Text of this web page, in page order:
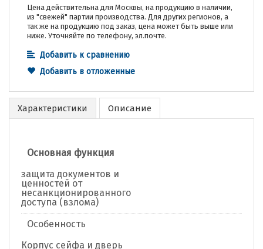
Цена действительна для Москвы, на продукцию в наличии,
из "свежей" партии производства. Для других регионов, а
так же на продукцию под заказ, цена может быть выше или
ниже. Уточняйте по телефону, эл.почте.
Добавить к сравнению
Добавить в отложенные
Характеристики Описание
Основная функция
защита документов и
ценностей от
несанкционированного
доступа (взлома)
Особенность
Корпус сейфа и дверь